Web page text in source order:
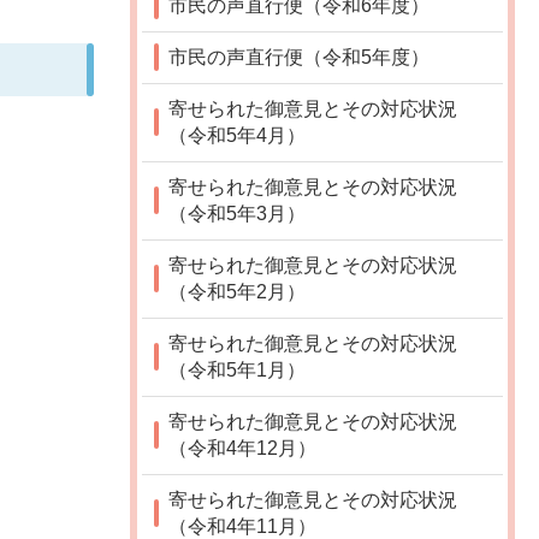
市民の声直行便（令和6年度）
市民の声直行便（令和5年度）
寄せられた御意見とその対応状況
（令和5年4月）
寄せられた御意見とその対応状況
（令和5年3月）
寄せられた御意見とその対応状況
（令和5年2月）
寄せられた御意見とその対応状況
（令和5年1月）
寄せられた御意見とその対応状況
（令和4年12月）
寄せられた御意見とその対応状況
（令和4年11月）